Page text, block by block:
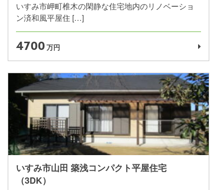
いすみ市岬町椎木の閑静な住宅地内のリノベーショ
ン済和風平屋住 […]
4700万円
いすみ市山田 築浅コンパクト平屋住宅
（3DK）